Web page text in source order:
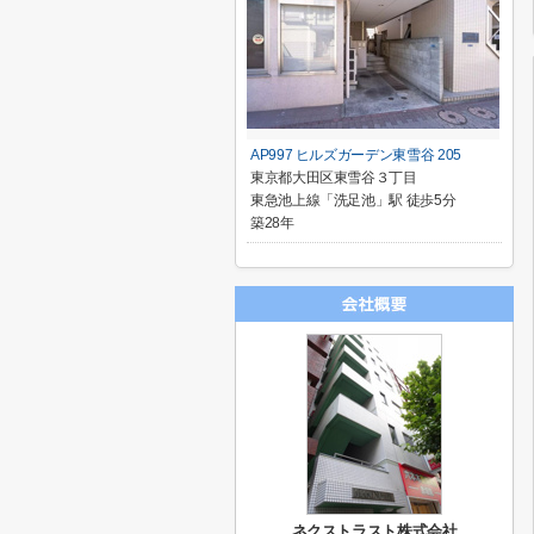
AP997 ヒルズガーデン東雪谷 205
東京都大田区東雪谷３丁目
東急池上線「洗足池」駅 徒歩5分
築28年